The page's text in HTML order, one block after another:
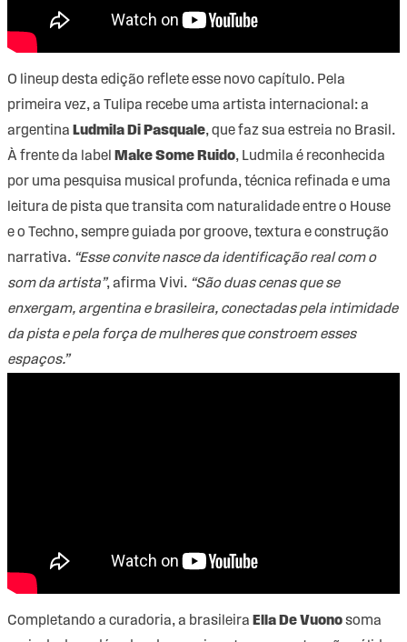
O lineup desta edição reflete esse novo capítulo. Pela
primeira vez, a Tulipa recebe uma artista internacional: a
argentina Ludmila Di Pasquale, que faz sua estreia no Brasil.
À frente da label
Make Some Ruido, Ludmila é reconhecida
por uma pesquisa musical profunda, técnica refinada e uma
leitura de pista que transita com naturalidade entre o House
e o Techno, sempre guiada por groove, textura e construção
narrativa. “Esse convite nasce da identificação real com o
som da artista”, afirma Vivi. “São duas cenas que se
enxergam, argentina e brasileira, conectadas pela intimidade
da pista e pela força de mulheres que constroem esses
espaços.”
Completando a curadoria, a brasileira Ella De Vuonosoma